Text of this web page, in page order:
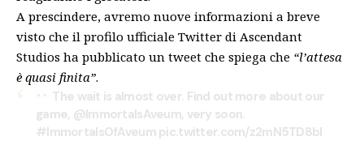
A prescindere, avremo nuove informazioni a breve
visto che il profilo ufficiale Twitter di Ascendant
Studios ha pubblicato un tweet che spiega che “l’attesa
è quasi finita”.
The wait is almost over. Find out more about our
game, @ImmortalsAveum, very soon.
#ImmortalsOfAveum pic.twitter.com/z2mN5TD8bl